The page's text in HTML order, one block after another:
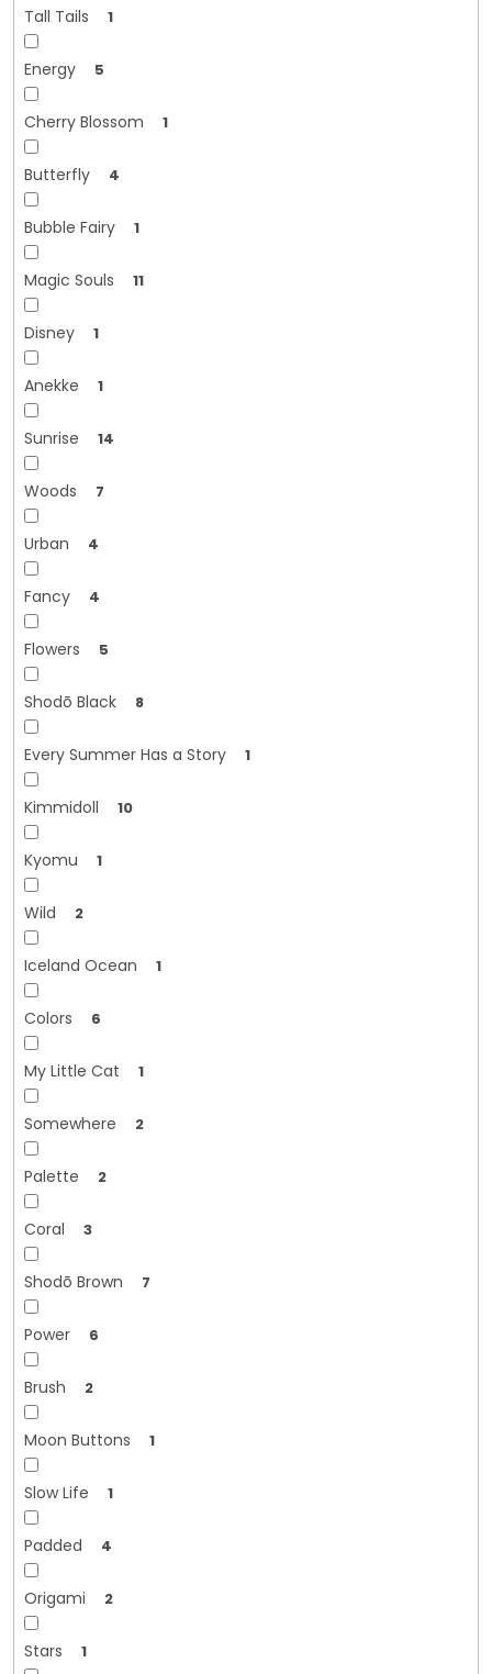
Tall Tails 1
Energy 5
Cherry Blossom 1
Butterfly 4
Bubble Fairy 1
Magic Souls 11
Disney 1
Anekke 1
Sunrise 14
Woods 7
Urban 4
Fancy 4
Flowers 5
Shodō Black 8
Every Summer Has a Story 1
Kimmidoll 10
Kyomu 1
Wild 2
Iceland Ocean 1
Colors 6
My Little Cat 1
Somewhere 2
Palette 2
Coral 3
Shodō Brown 7
Power 6
Brush 2
Moon Buttons 1
Slow Life 1
Padded 4
Origami 2
Stars 1